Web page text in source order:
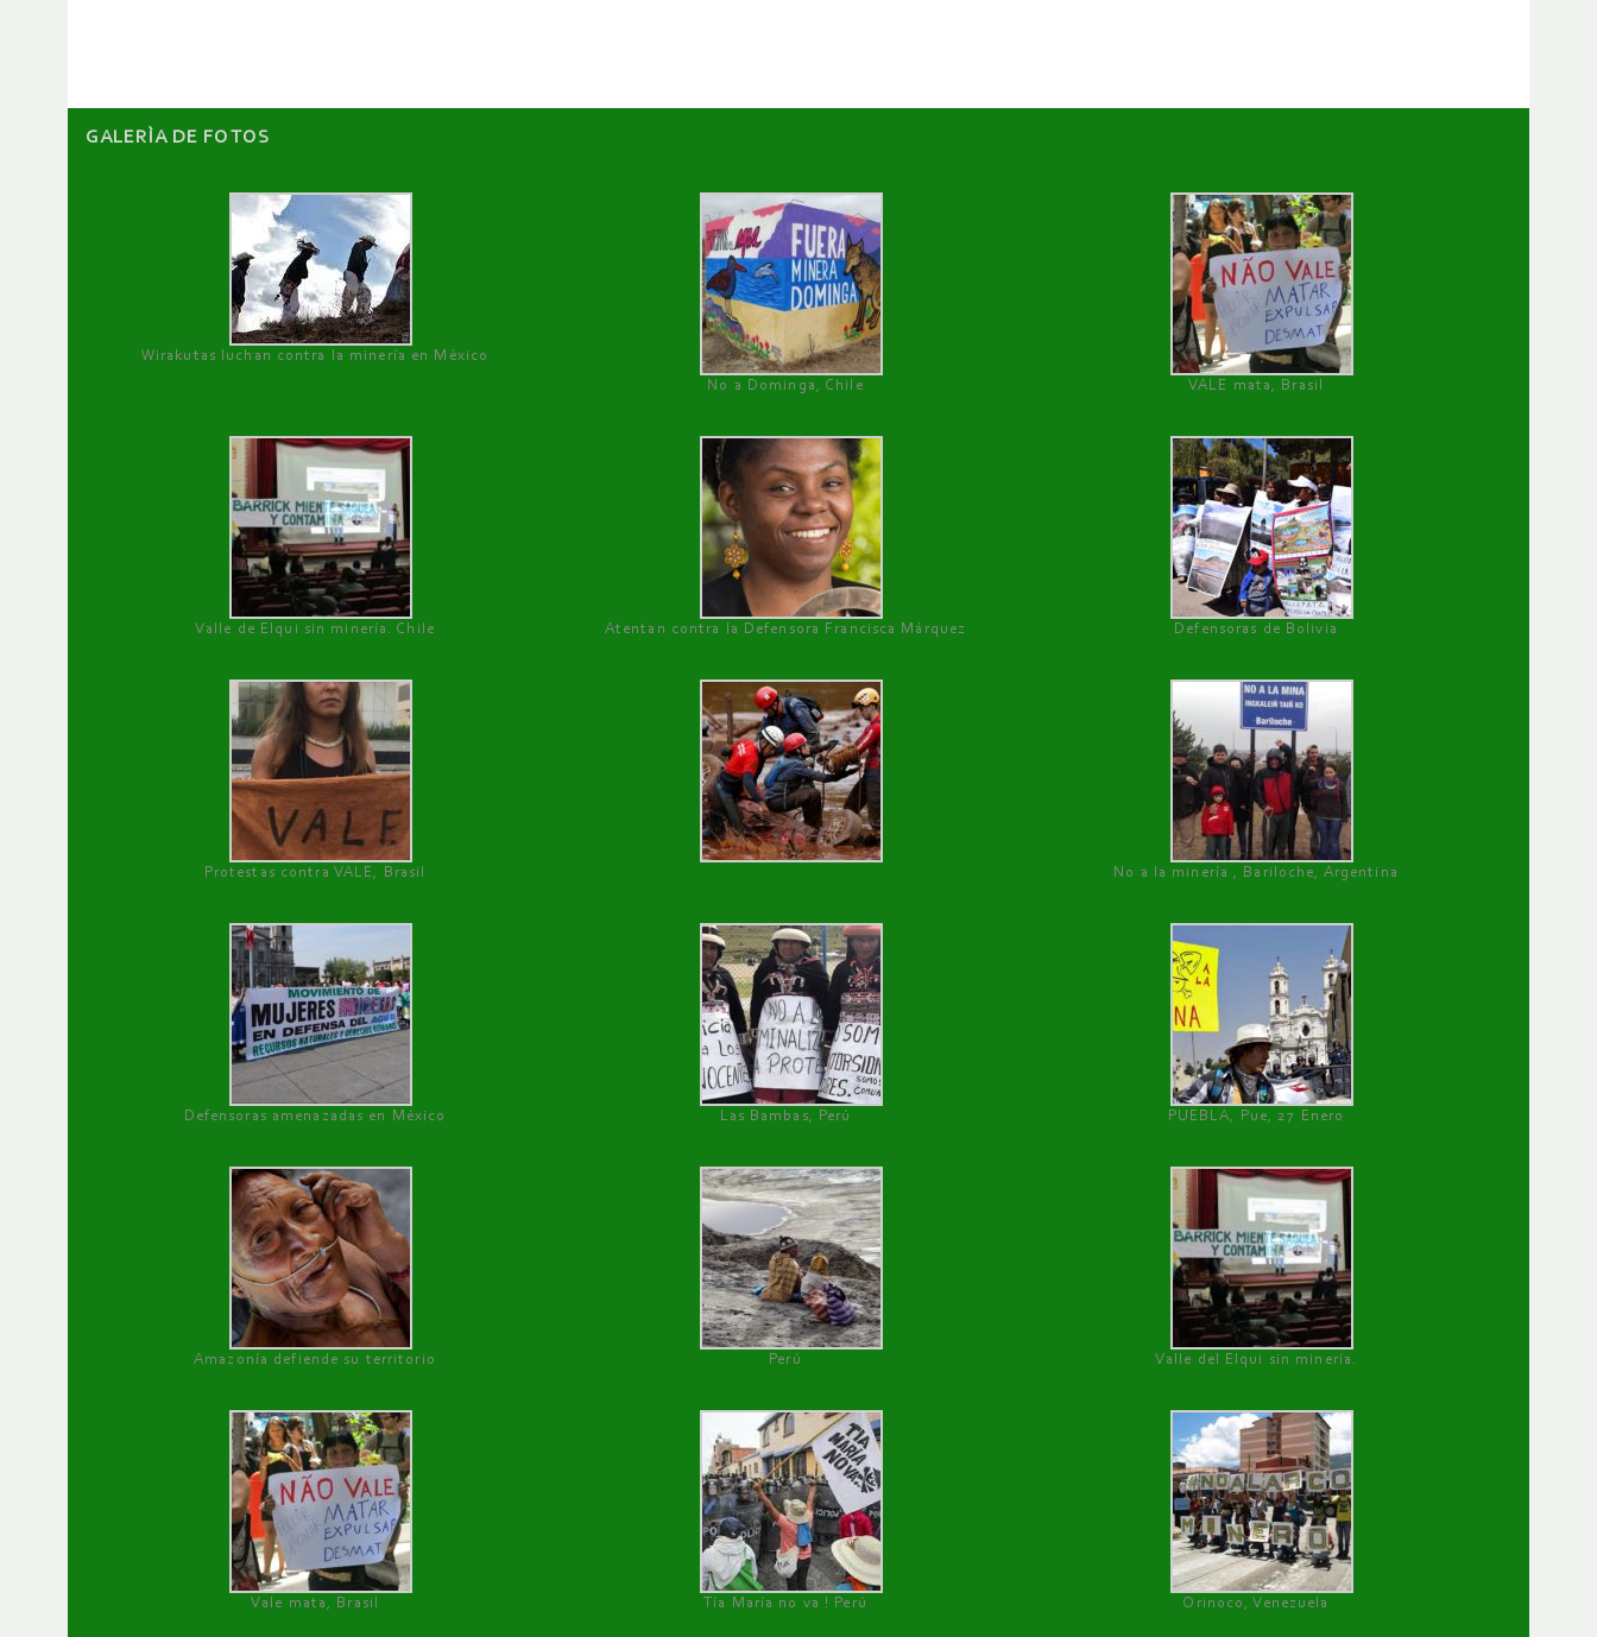
GALERÌA DE FOTOS
Wirakutas luchan contra la minería en México
No a Dominga, Chile
VALE mata, Brasil
Valle de Elqui sin minería. Chile Atentan contra la Defensora Francisca Márquez Defensoras de Bolivia
Protestas contra VALE, Brasil No a la minería , Bariloche, Argentina
Defensoras amenazadas en México Las Bambas, Perú PUEBLA, Pue, 27 Enero
Amazonía defiende su territorio Perú Valle del Elqui sin minería.
Vale mata, Brasil Tía María no va ! Perú Orinoco, Venezuela